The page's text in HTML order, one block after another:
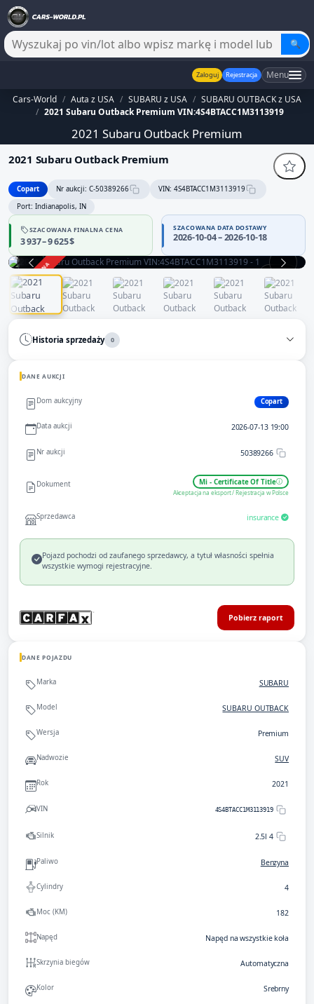
🔍
Zaloguj Rejestracja Menu
Cars-World / Auta z USA / SUBARU z USA / SUBARU OUTBACK z USA
/ 2021 Subaru Outback Premium VIN:4S4BTACC1M3113919
2021 Subaru Outback Premium
2021 Subaru Outback Premium
Copart Nr aukcji: C-50389266
VIN: 4S4BTACC1M3113919
Port: Indianapolis, IN
SZACOWANA FINALNA CENA
3 937 – 9 625 $
SZACOWANA DATA DOSTAWY
2026-10-04 – 2026-10-18
ZAKOŃCZONA
Historia sprzedaży 0
DANE AUKCJI
Dom aukcyjny Copart
Data aukcji 2026-07-13 19:00
Nr aukcji 50389266
Dokument Mi - Certificate Of Title
Akceptacja na eksport / Rejestracja w Polsce
Sprzedawca insurance
Pojazd pochodzi od zaufanego sprzedawcy, a tytuł własności spełnia
wszystkie wymogi rejestracyjne.
Pobierz raport
DANE POJAZDU
Marka SUBARU
Model SUBARU OUTBACK
Wersja Premium
Nadwozie SUV
Rok 2021
VIN 4S4BTACC1M3113919
Silnik 2.5l 4
Paliwo Benzyna
Cylindry 4
Moc (KM) 182
Napęd Napęd na wszystkie koła
Skrzynia biegów Automatyczna
Kolor Srebrny